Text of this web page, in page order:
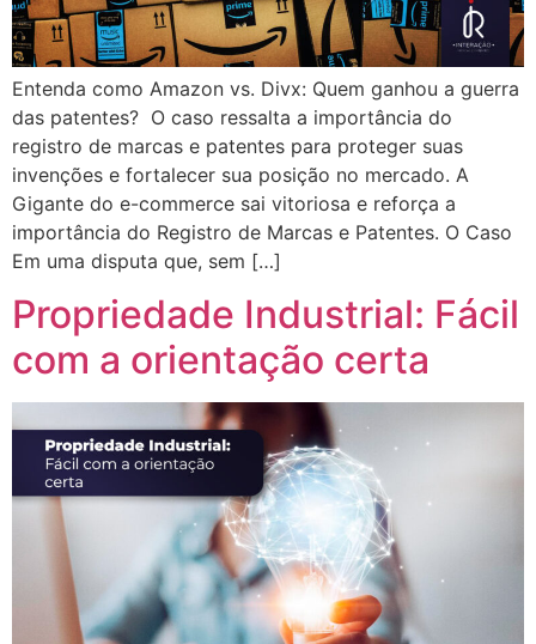
Entenda como Amazon vs. Divx: Quem ganhou a guerra
das patentes? O caso ressalta a importância do
registro de marcas e patentes para proteger suas
invenções e fortalecer sua posição no mercado. A
Gigante do e-commerce sai vitoriosa e reforça a
importância do Registro de Marcas e Patentes. O Caso
Em uma disputa que, sem […]
Propriedade Industrial: Fácil
com a orientação certa